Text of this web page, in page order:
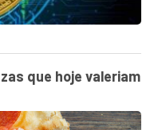
que hoje valeriam